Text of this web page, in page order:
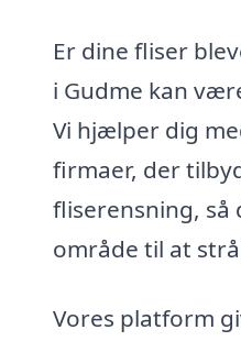
Er dine fliser
i Gudme kan
Vi hjælper dig
firmaer, der
fliserensning, så
område til at
Vores platform